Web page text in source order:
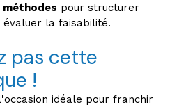
pour structurer
la faisabilité.
pas cette
!
idéale pour franchir